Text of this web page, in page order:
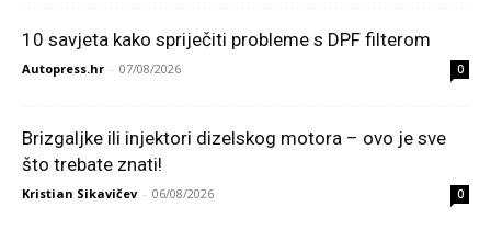
10 savjeta kako spriječiti probleme s DPF filterom
Autopress.hr - 07/08/2026 0
Brizgaljke ili injektori dizelskog motora – ovo je sve
što trebate znati!
Kristian Sikavičev - 06/08/2026 0